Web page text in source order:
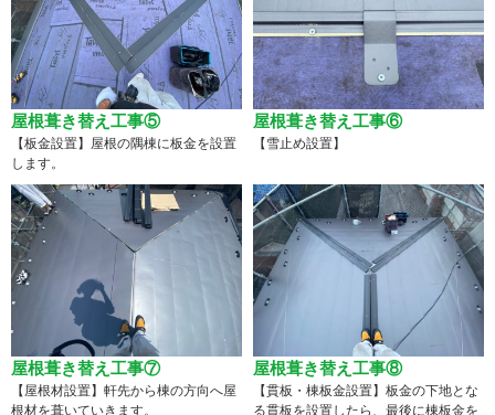
屋根葺き替え工事⑤
【板金設置】屋根の隅棟に板金を設置
します。
屋根葺き替え工事⑥
【雪止め設置】
屋根葺き替え工事⑦
【屋根材設置】軒先から棟の方向へ屋
根材を葺いていきます。
屋根葺き替え工事⑧
【貫板・棟板金設置】板金の下地とな
る貫板を設置したら、最後に棟板金を